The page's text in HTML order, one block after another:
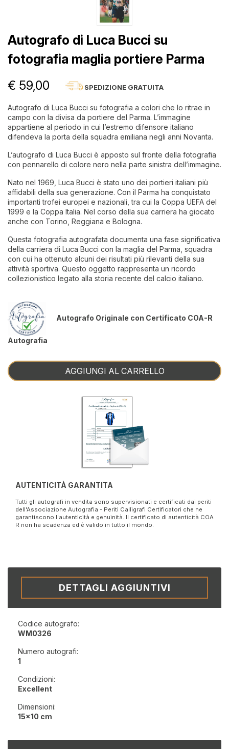
Autografo di Luca Bucci su
fotografia maglia portiere Parma
€ 59,00 SPEDIZIONE GRATUITA
Autografo di Luca Bucci su fotografia a colori che lo ritrae in
campo con la divisa da portiere del Parma. L’immagine
appartiene al periodo in cui l’estremo difensore italiano
difendeva la porta della squadra emiliana negli anni Novanta.
L’autografo di Luca Bucci è apposto sul fronte della fotografia
con pennarello di colore nero nella parte sinistra dell’immagine.
Nato nel 1969, Luca Bucci è stato uno dei portieri italiani più
affidabili della sua generazione. Con il Parma ha conquistato
importanti trofei europei e nazionali, tra cui la Coppa UEFA del
1999 e la Coppa Italia. Nel corso della sua carriera ha giocato
anche con Torino, Reggiana e Bologna.
Questa fotografia autografata documenta una fase significativa
della carriera di Luca Bucci con la maglia del Parma, squadra
con cui ha ottenuto alcuni dei risultati più rilevanti della sua
attività sportiva. Questo oggetto rappresenta un ricordo
collezionistico legato alla storia recente del calcio italiano.
Autografo Originale con Certificato COA-R
Autografia
AGGIUNGI AL CARRELLO
AUTENTICITÀ GARANTITA
Tutti gli autografi in vendita sono supervisionati e certificati dai periti
dell'Associazione Autografia - Periti Calligrafi Certificatori che ne
garantiscono l'autenticità e genuinità. Il certificato di autenticità COA
R non ha scadenza ed è valido in tutto il mondo.
DETTAGLI AGGIUNTIVI
Codice autografo:
WM0326
Numero autografi:
1
Condizioni:
Excellent
Dimensioni:
15x10 cm